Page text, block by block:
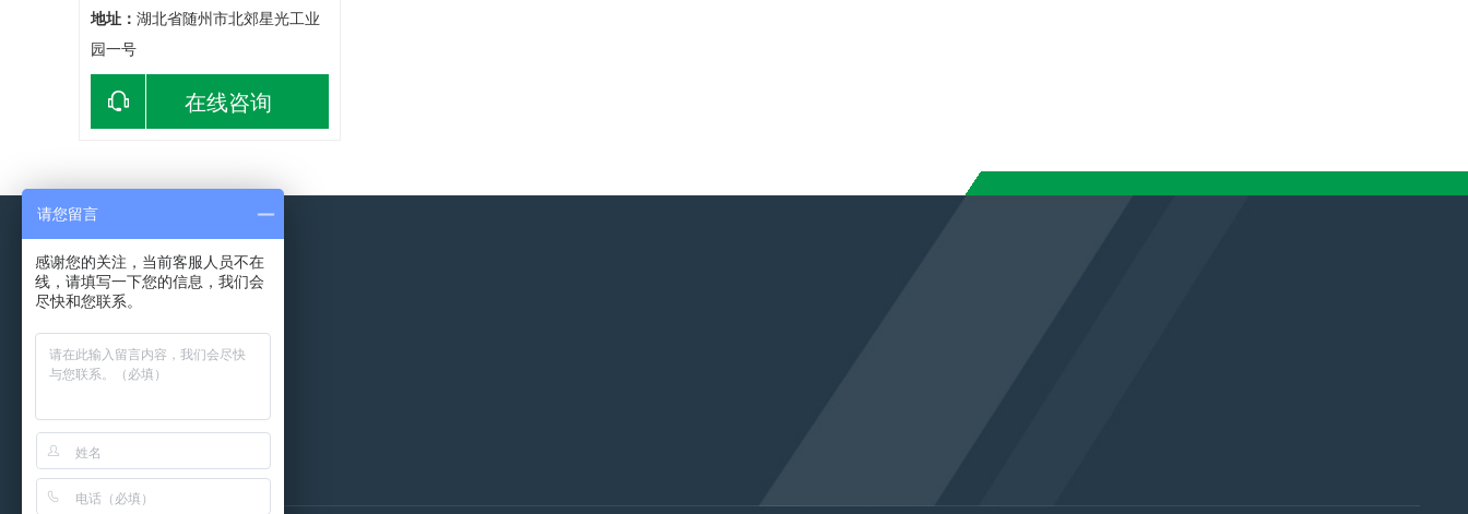
地址： 湖北省随州市北郊星光工业
园一号
在线咨询
产品中心
污泥运输车
粪污粪便运输车
洒水抑尘车
环卫垃圾车
请您留言
感谢您的关注，当前客服人员不在
线，请填写一下您的信息，我们会
尽快和您联系。